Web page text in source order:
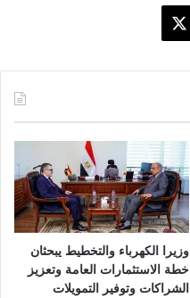
وزيرا الكهرباء والتخطيط يبحثان
خطة الاستثمارات العامة وتعزيز
الشراكات وتوفير التمويلات